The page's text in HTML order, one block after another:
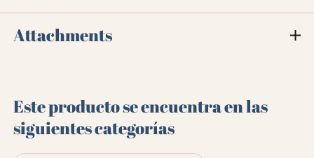
Attachments
Este producto se encuentra en las
siguientes categorías